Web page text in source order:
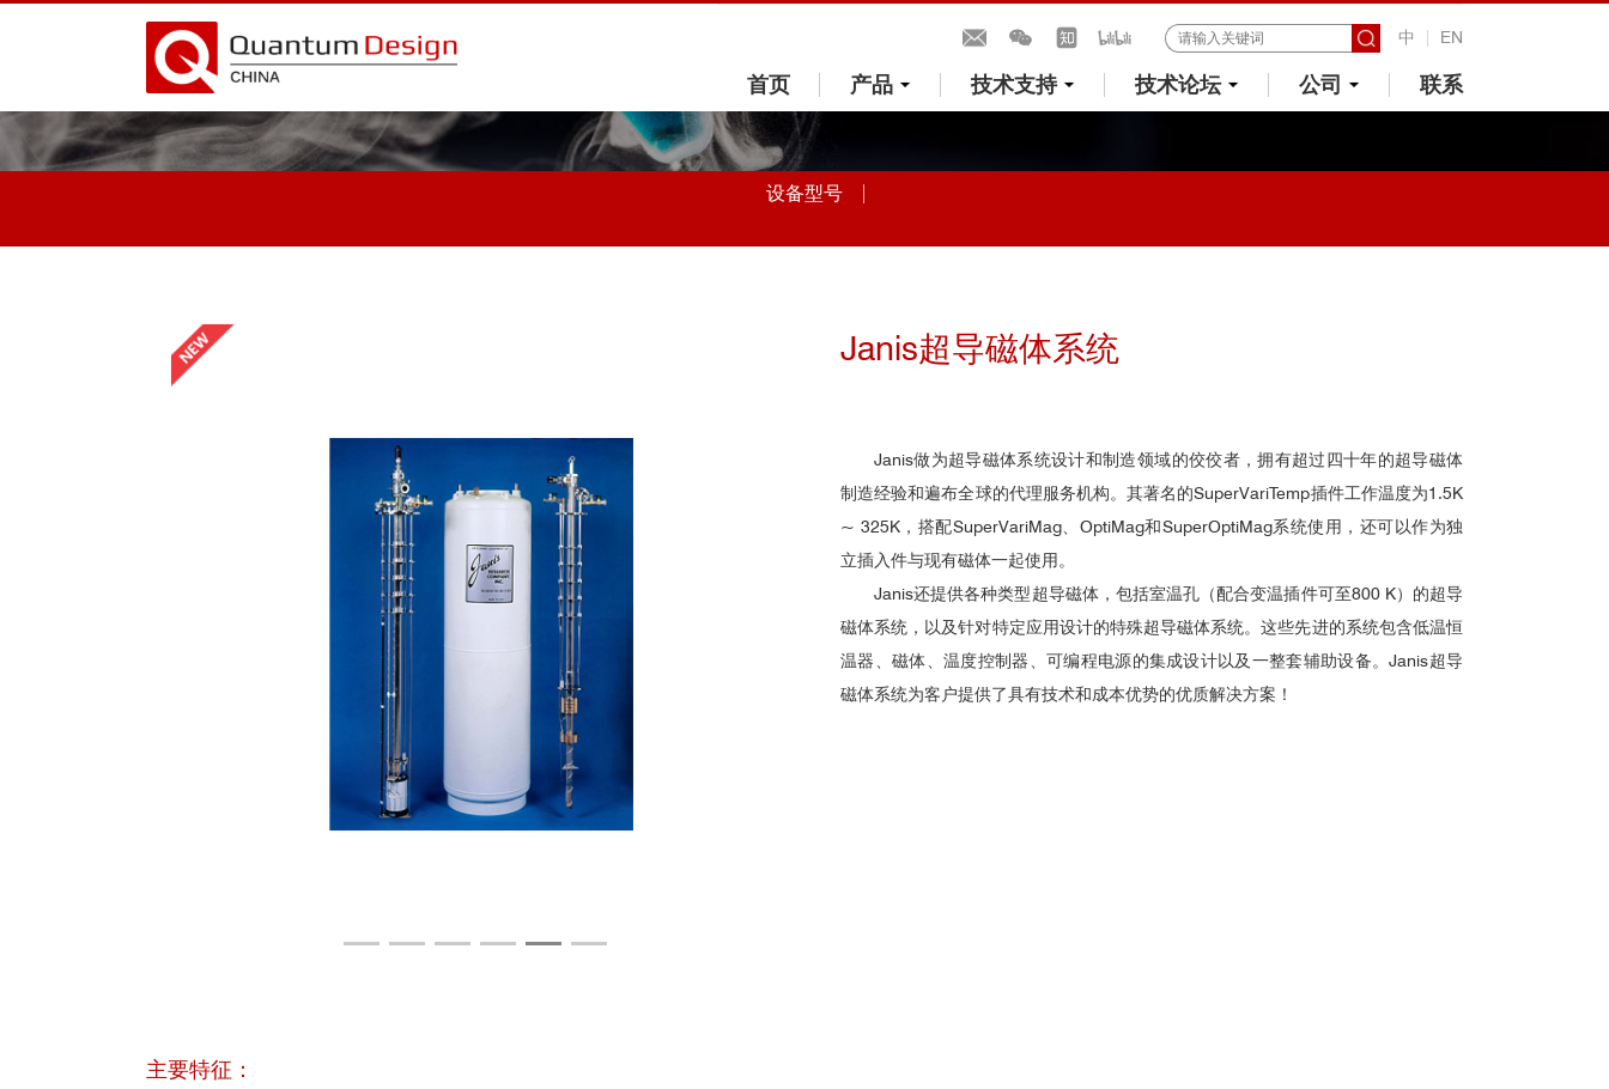
中 EN
首页 产品 技术支持 技术论坛 公司 联系
设备型号
Janis超导磁体系统
Janis做为超导磁体系统设计和制造领域的佼佼者，拥有超过四十年的超导磁体
制造经验和遍布全球的代理服务机构。其著名的SuperVariTemp插件工作温度为1.5K
~ 325K，搭配SuperVariMag、OptiMag和SuperOptiMag系统使用，还可以作为独
立插入件与现有磁体一起使用。
Janis还提供各种类型超导磁体，包括室温孔（配合变温插件可至800 K）的超导
磁体系统，以及针对特定应用设计的特殊超导磁体系统。这些先进的系统包含低温恒
温器、磁体、温度控制器、可编程电源的集成设计以及一整套辅助设备。Janis超导
磁体系统为客户提供了具有技术和成本优势的优质解决方案！
主要特征：